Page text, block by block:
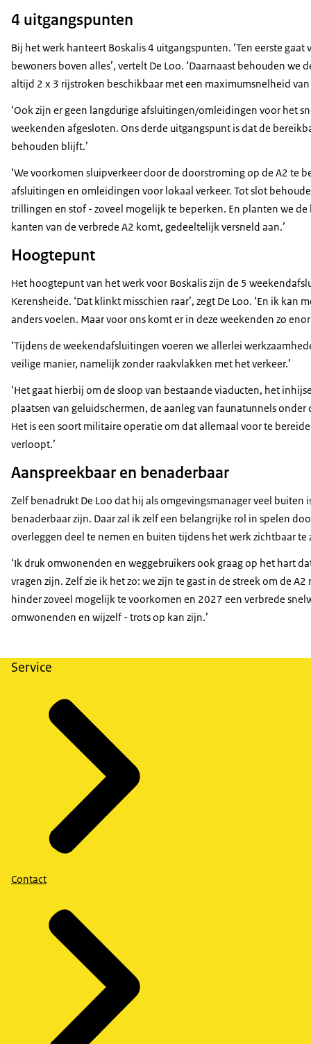
4 uitgangspunten
Bij het werk hanteert Boskalis 4 uitgangspunten. ‘Ten eerste
bewoners boven alles’, vertelt De Loo. ‘Daarnaast behouden
altijd 2 x 3 rijstroken beschikbaar met een maximumsnelheid van
‘Ook zijn er geen langdurige afsluitingen/omleidingen voor het
weekenden afgesloten. Ons derde uitgangspunt is dat de
behouden blijft.’
‘We voorkomen sluipverkeer door de doorstroming op de A2 te
afsluitingen en omleidingen voor lokaal verkeer. Tot slot
trillingen en stof - zoveel mogelijk te beperken. En planten we
kanten van de verbrede A2 komt, gedeeltelijk versneld aan.’
Hoogtepunt
Het hoogtepunt van het werk voor Boskalis zijn de 5
Kerensheide. ‘Dat klinkt misschien raar’, zegt De Loo. ‘En ik
anders voelen. Maar voor ons komt er in deze weekenden zo
‘Tijdens de weekendafsluitingen voeren we allerlei
veilige manier, namelijk zonder raakvlakken met het verkeer.’
‘Het gaat hierbij om de sloop van bestaande viaducten, het
plaatsen van geluidschermen, de aanleg van faunatunnels
Het is een soort militaire operatie om dat allemaal voor te
verloopt.’
Aanspreekbaar en benaderbaar
Zelf benadrukt De Loo dat hij als omgevingsmanager veel buiten
benaderbaar zijn. Daar zal ik zelf een belangrijke rol in spelen
overleggen deel te nemen en buiten tijdens het werk zichtbaar te
‘Ik druk omwonenden en weggebruikers ook graag op het hart
vragen zijn. Zelf zie ik het zo: we zijn te gast in de streek om de
hinder zoveel mogelijk te voorkomen en 2027 een verbrede
omwonenden en wijzelf - trots op kan zijn.’
Service
Contact